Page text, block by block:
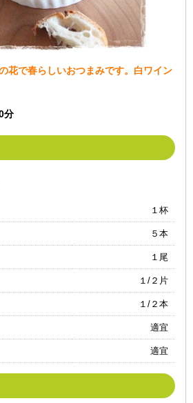
花で春らしいおつまみです。白ワイン
分
１杯
５本
１尾
１/２片
１/２本
適宜
適宜